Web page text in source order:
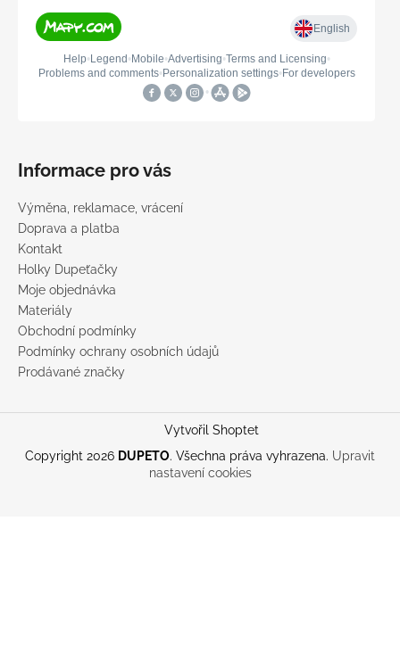
Informace pro vás
Výměna, reklamace, vrácení
Doprava a platba
Kontakt
Holky Dupeťačky
Moje objednávka
Materiály
Obchodní podmínky
Podmínky ochrany osobních údajů
Prodávané značky
Vytvořil Shoptet
Copyright 2026 DUPETO. Všechna práva vyhrazena. Upravit
nastavení cookies